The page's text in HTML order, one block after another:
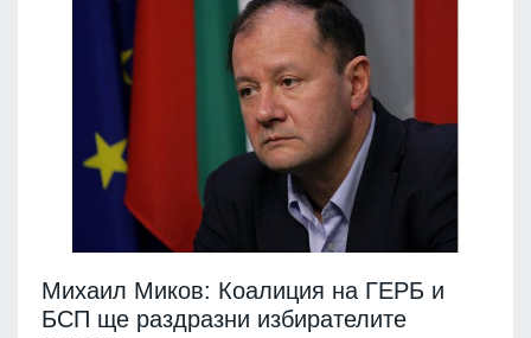
Михаил Миков: Коалиция на ГЕРБ и
БСП ще раздразни избирателите